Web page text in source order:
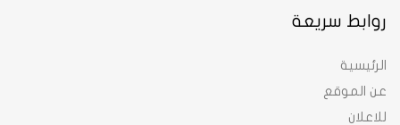
روابط سريعة
الرئيسية
عن الموقع
للاعلان